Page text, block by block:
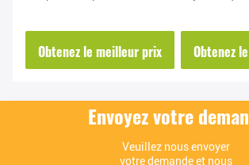
pli sans puce
Obtenez le meilleur prix
pierre de
Obtenez
Envoyez votre
Veuillez nous envoyer
votre demande et nous